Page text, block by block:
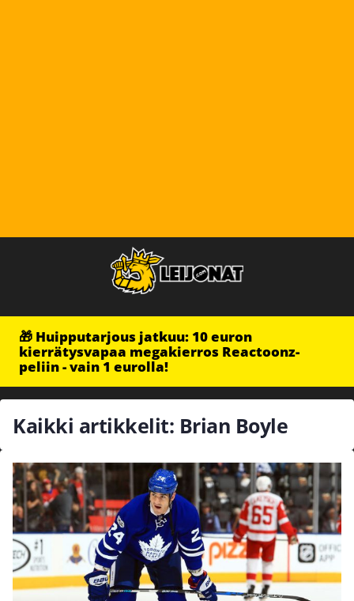
🎁 Huipputarjous jatkuu: 10 euron
kierrätysvapaa megakierros Reactoonz-
peliin - vain 1 eurolla!
Kaikki artikkelit: Brian Boyle